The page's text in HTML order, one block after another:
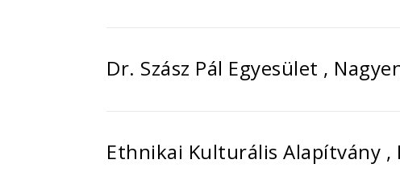
Dr. Szász Pál Egyesület ,
Ethnikai Kulturális Alapítvány ,